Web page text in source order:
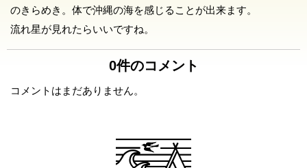
のきらめき。体で沖縄の海を感じることが出来ます。
流れ星が見れたらいいですね。
0件のコメント
コメントはまだありません。